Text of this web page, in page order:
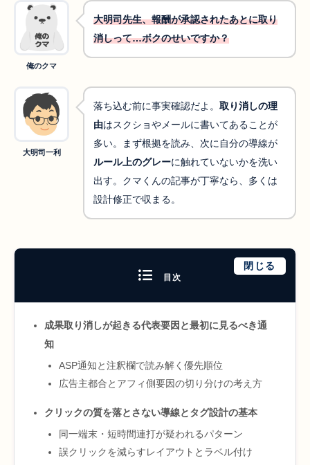
俺のクマ
大明司先生、報酬が承認されたあとに取り
消しって…ボクのせいですか？
大明司一利
落ち込む前に事実確認だよ。 取り消しの理
由はスクショやメールに書いてあることが
多い。まず根拠を読み、次に自分の導線が
ルール上のグレーに触れていないかを洗い
出す。クマくんの記事が丁寧なら、多くは
設計修正で収まる。
目次
閉じる
成果取り消しが起きる代表要因と最初に見るべき通
知
ASP通知と注釈欄で読み解く優先順位
広告主都合とアフィ側要因の切り分けの考え方
クリックの質を落とさない導線とタグ設計の基本
同一端末・短時間連打が疑われるパターン
誤クリックを減らすレイアウトとラベル付け